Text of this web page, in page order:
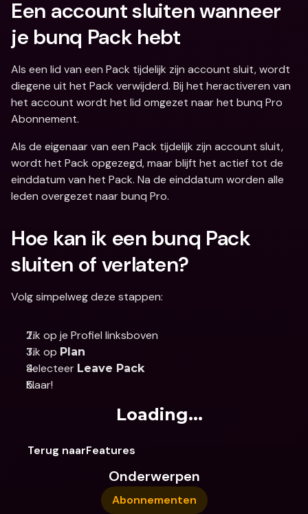
Een account sluiten wanneer
je bunq Pack hebt
Als een lid van een Pack tijdelijk zijn account sluit, wordt
diegene uit het Pack verwijderd. Bij het heractiveren van
het account wordt het lid omgezet naar het bunq Pro
Abonnement.
Als de eigenaar van een Pack tijdelijk zijn account sluit,
wordt het Pack opgezegd, maar blijft het actief tot de
einddatum van het Pack. Na de einddatum worden alle
leden overgezet naar bunq Pro.
Hoe kan ik een bunq Pack
sluiten of verlaten?
Volg simpelweg deze stappen:
Tik op je Profiel linksboven
Tik op Plan
Selecteer Leave Pack
Klaar!
Loading...
Terug naarFeatures
Onderwerpen
Abonnementen